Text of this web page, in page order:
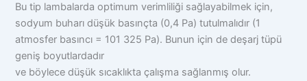
Bu tip lambalarda optimum verimliliği sağlayabilmek için,
sodyum buharı düşük basınçta (0,4 Pa) tutulmalıdır (1
atmosfer basıncı = 101 325 Pa). Bunun için de deşarj tüpü
geniş boyutlardadır
ve böylece düşük sıcaklıkta çalışma sağlanmış olur.